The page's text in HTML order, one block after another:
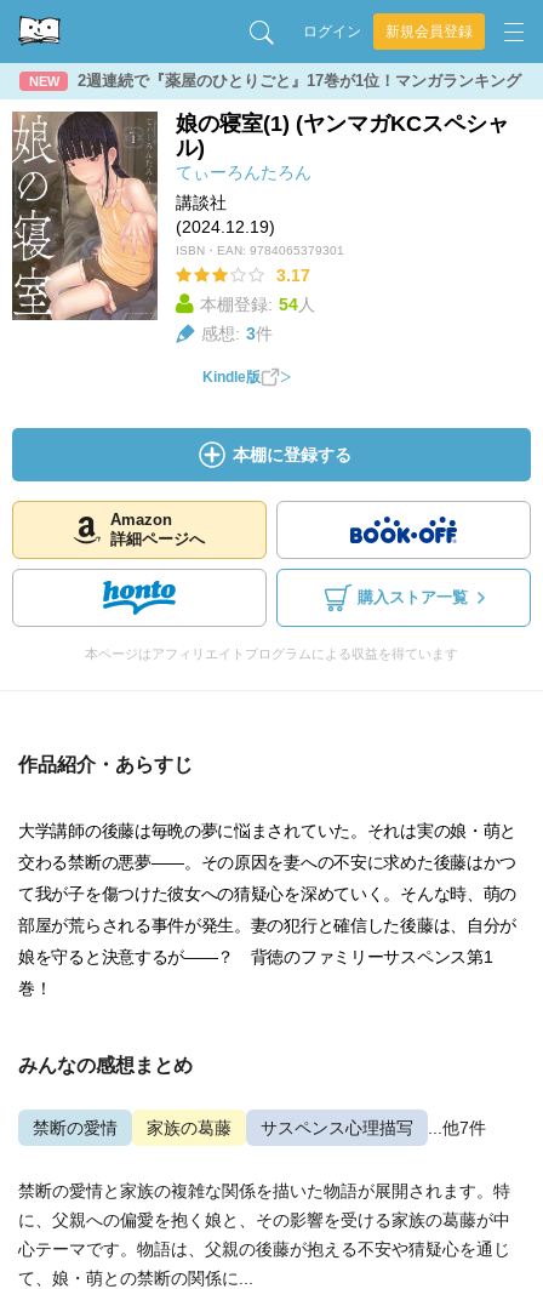
ログイン 新規会員登録
NEW 2週連続で『薬屋のひとりごと』17巻が1位！マンガランキング
娘の寝室(1) (ヤンマガKCスペシャ
ル)
てぃーろんたろん
講談社
(2024.12.19)
ISBN・EAN: 9784065379301
3.17
本棚登録: 54人
感想: 3件
Kindle版
本棚に登録する
Amazon
詳細ページへ
購入ストア一覧
本ページはアフィリエイトプログラムによる収益を得ています
作品紹介・あらすじ
大学講師の後藤は毎晩の夢に悩まされていた。それは実の娘・萌と
交わる禁断の悪夢――。その原因を妻への不安に求めた後藤はかつ
て我が子を傷つけた彼女への猜疑心を深めていく。そんな時、萌の
部屋が荒らされる事件が発生。妻の犯行と確信した後藤は、自分が
娘を守ると決意するが――？ 背徳のファミリーサスペンス第1
巻！
みんなの感想まとめ
禁断の愛情 家族の葛藤 サスペンス心理描写 ...他7件
禁断の愛情と家族の複雑な関係を描いた物語が展開されます。特
に、父親への偏愛を抱く娘と、その影響を受ける家族の葛藤が中
心テーマです。物語は、父親の後藤が抱える不安や猜疑心を通じ
て、娘・萌との禁断の関係に...